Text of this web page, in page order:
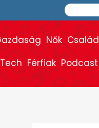
Nők Család
Tech Férfiak Podcast